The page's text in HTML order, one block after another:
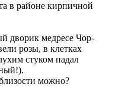
в районе кирпичной
дворик медресе Чор-
розы, в клетках
стуком падал
можно?